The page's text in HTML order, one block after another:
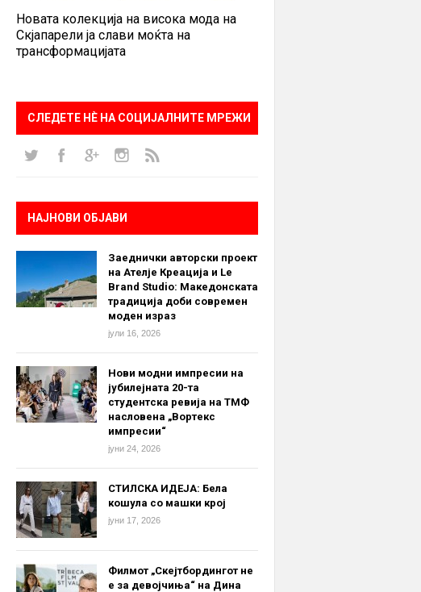
Новата колекција на висока мода на
Скјапарели ја слави моќта на
трансформацијата
СЛЕДЕТЕ НÈ НА СОЦИЈАЛНИТЕ МРЕЖИ
НАЈНОВИ ОБЈАВИ
Заеднички авторски проект
на Ателје Креација и Le
Brand Studio: Македонската
традиција доби современ
моден израз
јули 16, 2026
Нови модни импресии на
јубилејната 20-та
студентска ревија на ТМФ
насловена „Вортекс
импресии“
јуни 24, 2026
СТИЛСКА ИДЕЈА: Бела
кошула со машки крој
јуни 17, 2026
Филмот „Скејтбордингот не
е за девојчиња“ на Дина